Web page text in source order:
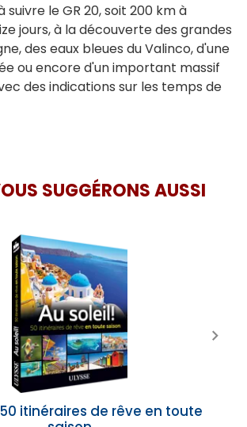
suivre le GR 20, soit 200 km à
jours, à la découverte des grandes
des eaux bleues du Valinco, d'une
ou encore d'un important massif
des indications sur les temps de
SUGGÉRONS AUSSI
itinéraires de rêve en toute